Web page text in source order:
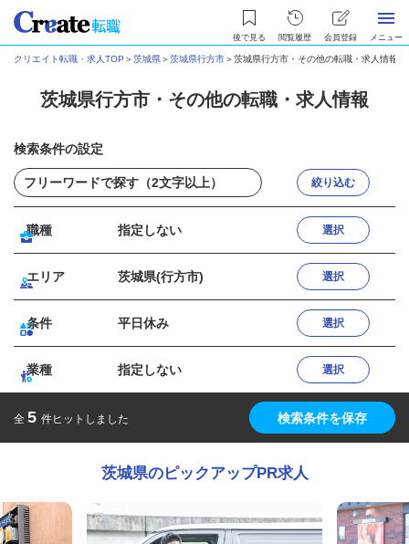
後で見る 閲覧履歴 会員登録 メニュー
クリエイト転職・求人TOP ＞茨城県＞茨城県行方市＞茨城県行方市・その他の転職・求人情報
茨城県行方市・その他の転職・求人情報
検索条件の設定
絞り込む
職種 指定しない 選択
エリア 茨城県(行方市) 選択
条件 平日休み 選択
業種 指定しない 選択
全 5 件ヒットしました 検索条件を保存
茨城県のピックアップPR求人